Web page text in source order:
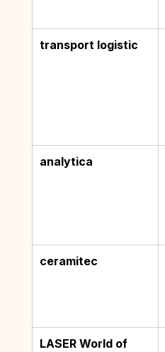
transport logistic
analytica
ceramitec
LASER World of